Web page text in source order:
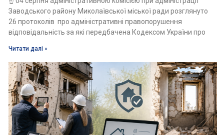
Заводського району Миколаївської міської ради розглянуто
26 протоколів про адміністративні правопорушення
відповідальність за які передбачена Кодексом України про
Читати далі »